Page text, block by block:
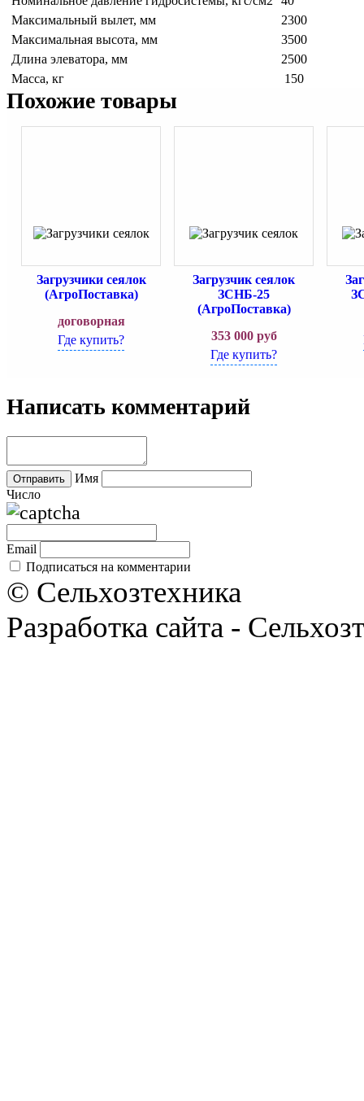
Максимальный вылет, мм
2300
Максимальная высота, мм
3500
Длина элеватора, мм
2500
Масса, кг
150
Похожие товары
Загрузчики сеялок
(АгроПоставка)
договорная
Где купить?
Загрузчик сеялок
ЗСНБ-25
(АгроПоставка)
353 000руб
Где купить?
Написать комментарий
Имя
Число
Email
Подписаться на комментарии
© Сельхозтехника
Разработка сайта -